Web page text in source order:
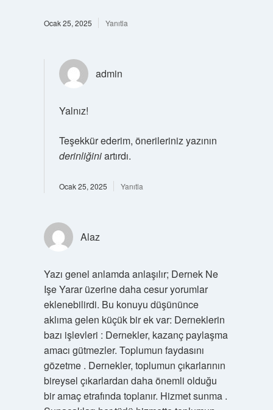
Ocak 25, 2025 Yanıtla
admin
Yalnız!
Teşekkür ederim, önerileriniz yazının
derinliğiniartırdı.
Ocak 25, 2025 Yanıtla
Alaz
Yazı genel anlamda anlaşılır; Dernek Ne
Işe Yarar üzerine daha cesur yorumlar
eklenebilirdi. Bu konuyu düşününce
aklıma gelen küçük bir ek var: Derneklerin
bazı işlevleri : Dernekler, kazanç paylaşma
amacı gütmezler. Toplumun faydasını
gözetme . Dernekler, toplumun çıkarlarının
bireysel çıkarlardan daha önemli olduğu
bir amaç etrafında toplanır. Hizmet sunma .